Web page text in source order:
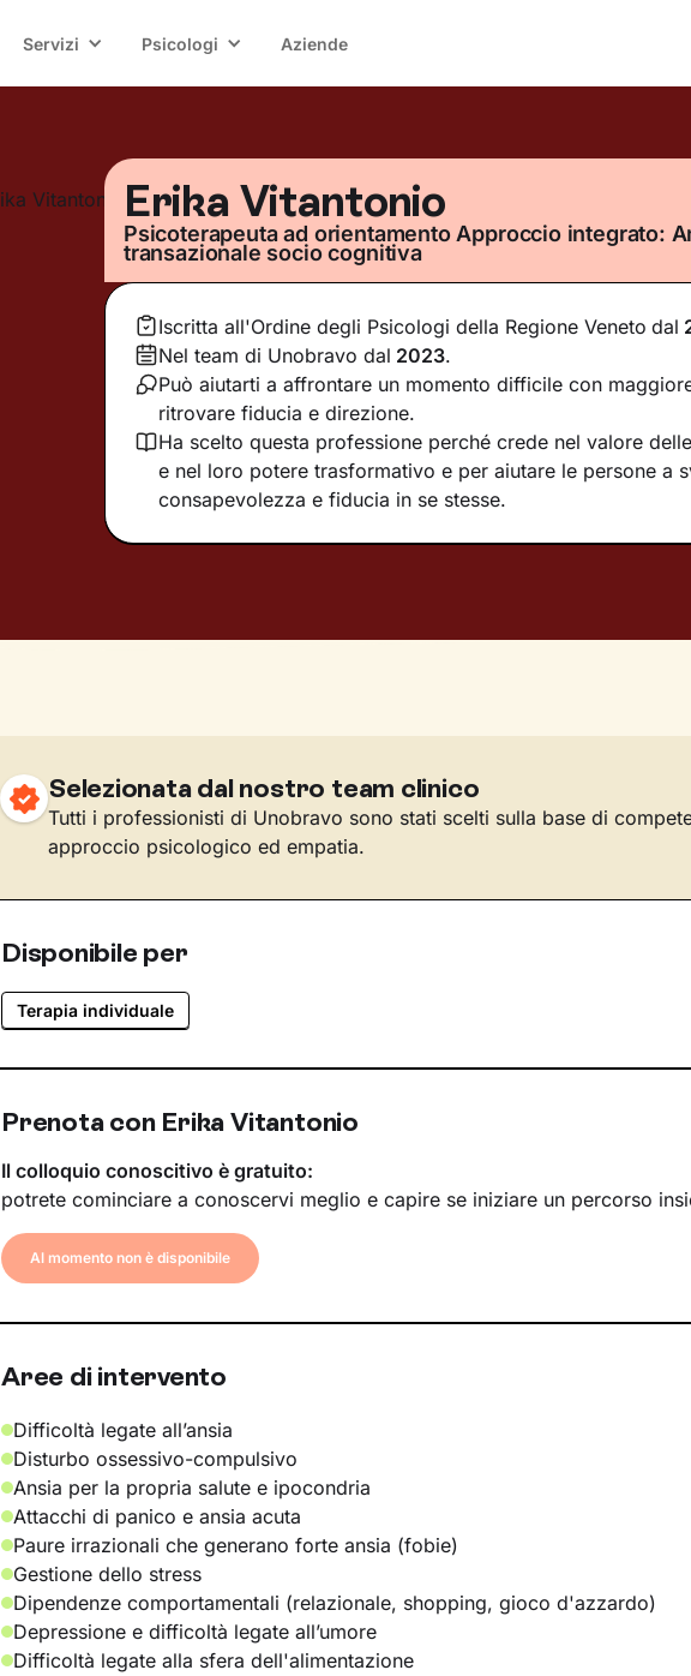
Servizi Psicologi Aziende
Erika Vitantonio
Psicoterapeuta ad orientamento Approccio integrato:
transazionale socio cognitiva
Iscritta all'Ordine degli Psicologi della Regione Veneto dal
Nel team di Unobravo dal 2023.
Può aiutarti a affrontare un momento difficile con
ritrovare fiducia e direzione.
Ha scelto questa professione perché crede nel valore
e nel loro potere trasformativo e per aiutare le persone a
consapevolezza e fiducia in se stesse.
Selezionata dal nostro team clinico
Tutti i professionisti di Unobravo sono stati scelti sulla base di
approccio psicologico ed empatia.
Disponibile per
Terapia individuale
Prenota con Erika Vitantonio
Il colloquio conoscitivo è gratuito:
potrete cominciare a conoscervi meglio e capire se iniziare un percorso
Al momento non è disponibile
Aree di intervento
Difficoltà legate all’ansia
Disturbo ossessivo-compulsivo
Ansia per la propria salute e ipocondria
Attacchi di panico e ansia acuta
Paure irrazionali che generano forte ansia (fobie)
Gestione dello stress
Dipendenze comportamentali (relazionale, shopping, gioco d'azzardo)
Depressione e difficoltà legate all’umore
Difficoltà legate alla sfera dell'alimentazione